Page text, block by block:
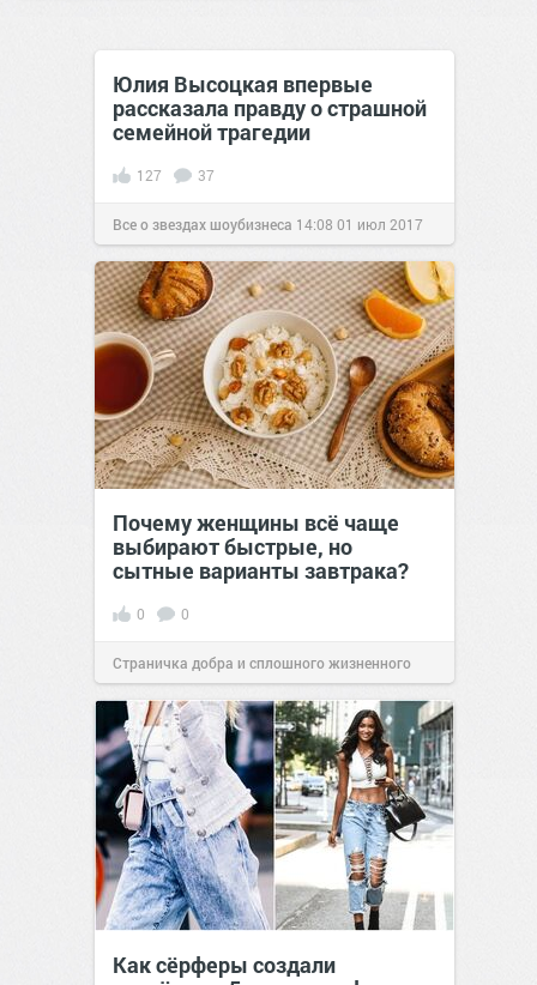
Юлия Высоцкая впервые
рассказала правду о страшной
семейной трагедии
127 37
Все о звездах шоубизнеса 14:08 01 июл 2017
Почему женщины всё чаще
выбирают быстрые, но
сытные варианты завтрака?
0 0
Страничка добра и сплошного жизненного
позитива!10:38Сегодня
Как сёрферы создали